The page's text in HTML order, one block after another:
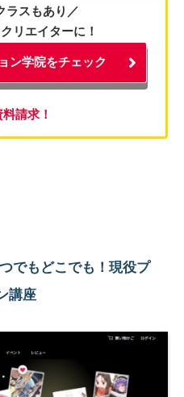
ラスもあり／
リエイターに！
ン学院をチェック
請求！
でもどこでも！現役プ
講座